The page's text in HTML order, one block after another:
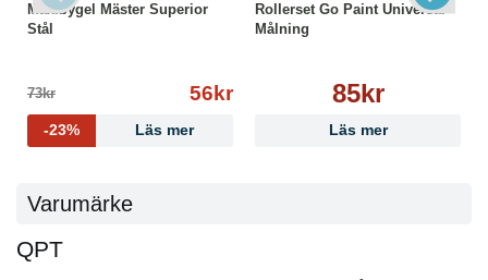
Maxibygel Mäster Superior
Stål
73kr 56kr
-23% Läs mer
Rollerset Go Paint Universal
Målning
85kr
Läs mer
Varumärke
QPT